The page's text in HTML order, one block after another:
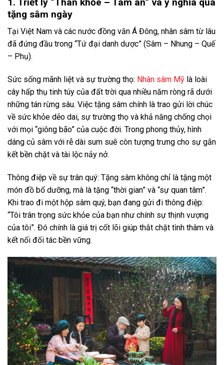
tặng sâm ngày
Tại Việt Nam và các nước đồng văn Á Đông, nhân sâm từ lâu
đã đứng đầu trong “Tứ đại danh dược” (Sâm – Nhung – Quế
– Phụ).
Sức sống mãnh liệt và sự trường thọ: Nhân sâm Mỹ là loài
cây hấp thụ tinh túy của đất trời qua nhiều năm ròng rã dưới
những tán rừng sâu. Việc tặng sâm chính là trao gửi lời chúc
về sức khỏe dẻo dai, sự trường thọ và khả năng chống chọi
với mọi “giông bão” của cuộc đời. Trong phong thủy, hình
dáng củ sâm với rễ dài sum suê còn tượng trưng cho sự gắn
kết bền chặt và tài lộc nảy nở.
Thông điệp về sự trân quý: Tặng sâm không chỉ là tặng một
món đồ bổ dưỡng, mà là tặng “thời gian” và “sự quan tâm”.
Khi trao đi một hộp sâm quý, bạn đang gửi đi thông điệp:
“Tôi trân trọng sức khỏe của bạn như chính sự thịnh vượng
của tôi”. Đó chính là giá trị cốt lõi giúp thắt chặt tình thâm và
kết nối đối tác bền vững.